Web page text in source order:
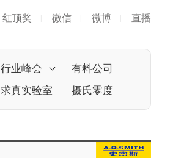
红顶奖 微信 微博 直播
行业峰会
有料公司
求真实验室
摄氏零度